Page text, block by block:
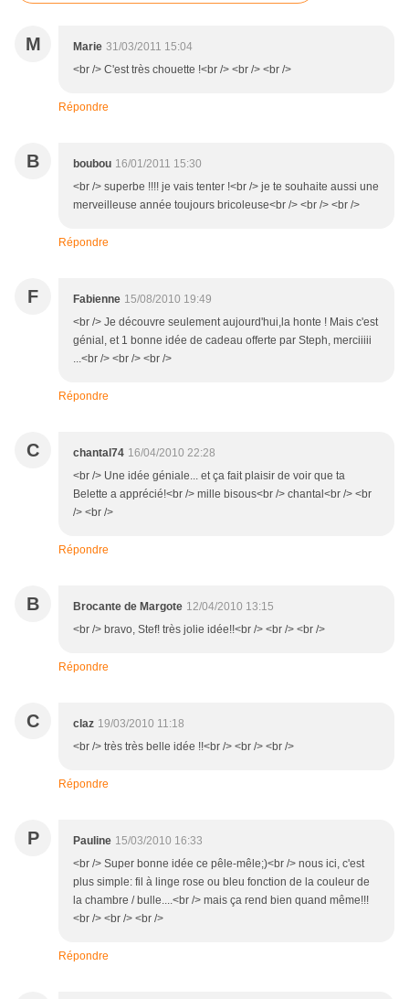
M Marie 31/03/2011 15:04
<br /> C'est très chouette !<br /> <br /> <br />
Répondre
B boubou 16/01/2011 15:30
<br /> superbe !!!! je vais tenter !<br /> je te souhaite aussi une
merveilleuse année toujours bricoleuse<br /> <br /> <br />
Répondre
F Fabienne 15/08/2010 19:49
<br /> Je découvre seulement aujourd'hui,la honte ! Mais c'est
génial, et 1 bonne idée de cadeau offerte par Steph, merciiiii
...<br /> <br /> <br />
Répondre
C chantal74 16/04/2010 22:28
<br /> Une idée géniale... et ça fait plaisir de voir que ta
Belette a apprécié!<br /> mille bisous<br /> chantal<br /> <br
/> <br />
Répondre
B Brocante de Margote 12/04/2010 13:15
<br /> bravo, Stef! très jolie idée!!<br /> <br /> <br />
Répondre
C claz 19/03/2010 11:18
<br /> très très belle idée !!<br /> <br /> <br />
Répondre
P Pauline 15/03/2010 16:33
<br /> Super bonne idée ce pêle-mêle;)<br /> nous ici, c'est
plus simple: fil à linge rose ou bleu fonction de la couleur de
la chambre / bulle....<br /> mais ça rend bien quand même!!!
<br /> <br /> <br />
Répondre